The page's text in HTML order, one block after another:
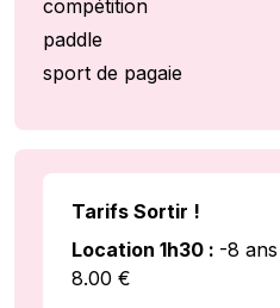
compétition
paddle
sport de pagaie
Tarifs Sortir !
Location 1h30 : -8
8.00 €